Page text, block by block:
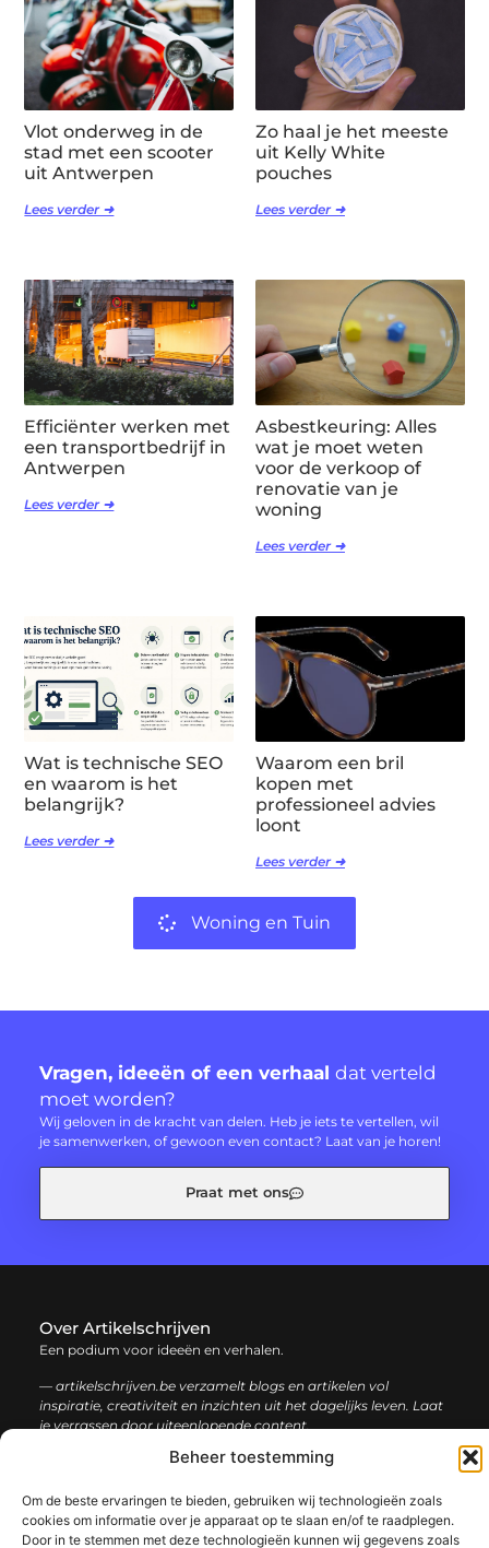
Beheer toestemming
Om de beste ervaringen te bieden, gebruiken wij technologieën zoals
cookies om informatie over je apparaat op te slaan en/of te raadplegen.
Door in te stemmen met deze technologieën kunnen wij gegevens zoals
Vlot onderweg in de
stad met een scooter
uit Antwerpen
Lees verder ➜
Zo haal je het meeste
uit Kelly White
pouches
Lees verder ➜
Efficiënter werken met
een transportbedrijf in
Antwerpen
Lees verder ➜
Asbestkeuring: Alles
wat je moet weten
voor de verkoop of
renovatie van je
woning
Lees verder ➜
Wat is technische SEO
en waarom is het
belangrijk?
Lees verder ➜
Waarom een bril
kopen met
professioneel advies
loont
Lees verder ➜
Woning en Tuin
Vragen, ideeën of een verhaal dat verteld
moet worden?
Wij geloven in de kracht van delen. Heb je iets te vertellen, wil
je samenwerken, of gewoon even contact? Laat van je horen!
Praat met ons
Over Artikelschrijven
Een podium voor ideeën en verhalen.
— artikelschrijven.be verzamelt blogs en artikelen vol
inspiratie, creativiteit en inzichten uit het dagelijks leven. Laat
je verrassen door uiteenlopende content.
informatie